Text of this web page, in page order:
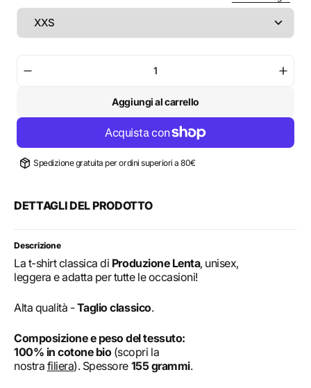
per
Shirt
classica
Sun
per
Shirt
Aggiungi al carrello
Spedizione gratuita per ordini superiori a 80€
DETTAGLI DEL PRODOTTO
Descrizione
La t-shirt classica di Produzione Lenta, unisex,
leggera e adatta per tutte le occasioni!
Alta qualità -Taglio classico.
Composizione e peso del tessuto:
100% in cotone bio(scopri la
nostra filiera). Spessore 155 grammi.